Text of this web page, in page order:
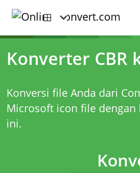
Konverter CBR
Konversi file Anda dari
Microsoft icon file dengan
ini.